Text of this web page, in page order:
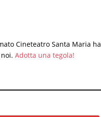
Cineteatro Santa Maria ha
Adotta una tegola!